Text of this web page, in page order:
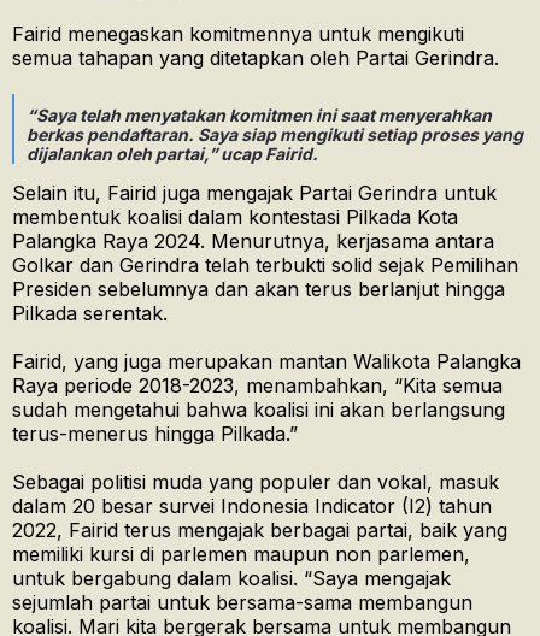
Fairid menegaskan komitmennya untuk mengikuti
semua tahapan yang ditetapkan oleh Partai Gerindra.
“Saya telah menyatakan komitmen ini saat menyerahkan
berkas pendaftaran. Saya siap mengikuti setiap proses yang
dijalankan oleh partai,” ucap Fairid.
Selain itu, Fairid juga mengajak Partai Gerindra untuk
membentuk koalisi dalam kontestasi Pilkada Kota
Palangka Raya 2024. Menurutnya, kerjasama antara
Golkar dan Gerindra telah terbukti solid sejak Pemilihan
Presiden sebelumnya dan akan terus berlanjut hingga
Pilkada serentak.
Fairid, yang juga merupakan mantan Walikota Palangka
Raya periode 2018-2023, menambahkan, “Kita semua
sudah mengetahui bahwa koalisi ini akan berlangsung
terus-menerus hingga Pilkada.”
Sebagai politisi muda yang populer dan vokal, masuk
dalam 20 besar survei Indonesia Indicator (I2) tahun
2022, Fairid terus mengajak berbagai partai, baik yang
memiliki kursi di parlemen maupun non parlemen,
untuk bergabung dalam koalisi. “Saya mengajak
sejumlah partai untuk bersama-sama membangun
koalisi. Mari kita bergerak bersama untuk membangun